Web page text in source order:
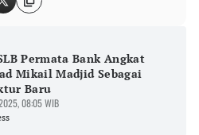
Permata Bank Angkat
Mikail Madjid Sebagai
Baru
08:05 WIB